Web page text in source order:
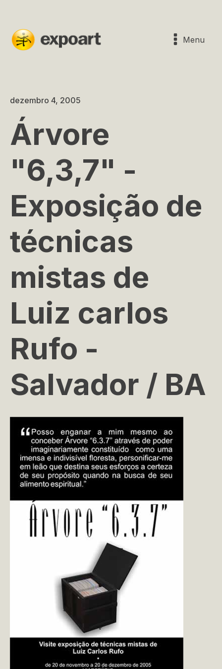
Menu
dezembro 4, 2005
Árvore
"6,3,7" -
Exposição de
técnicas
mistas de
Luiz carlos
Rufo -
Salvador / BA